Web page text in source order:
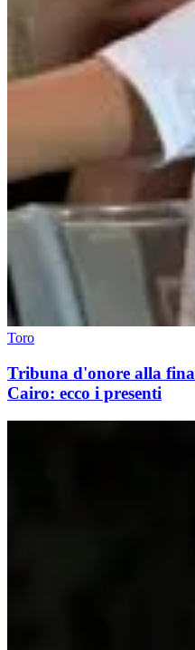
Toro
Tribuna d'onore alla
Cairo: ecco i presenti